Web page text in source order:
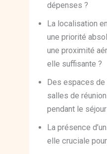
dépenses ?
La localisation
une priorité
une proximité
elle suffisante ?
Des espaces
salles de
pendant le
La présence
elle cruciale